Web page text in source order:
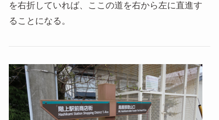
を右折していれば、ここの道を右から左に直進す
ることになる。